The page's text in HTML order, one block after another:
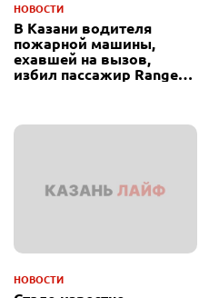
НОВОСТИ
В Казани водителя
пожарной машины,
ехавшей на вызов,
избил пассажир Range
НОВОСТИ